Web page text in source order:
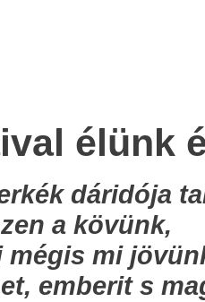
élünk
dáridója
a kövünk,
mégis mi
emberit s